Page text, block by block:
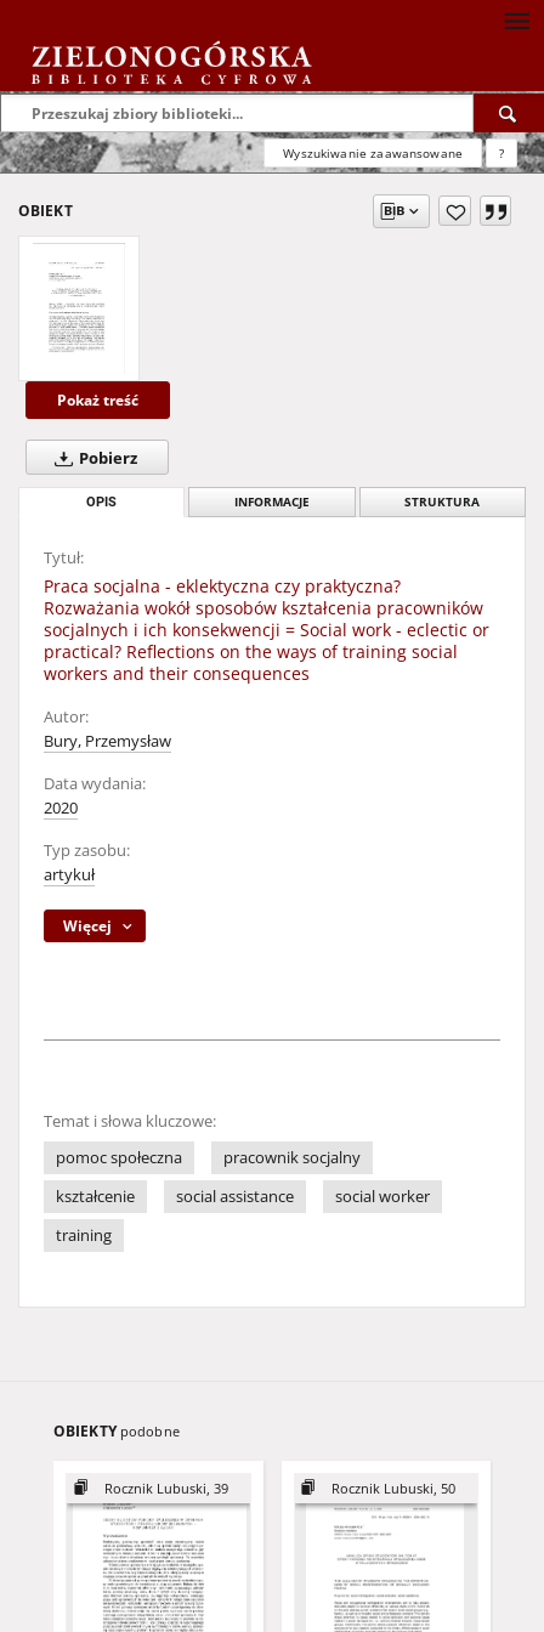
Wyszukiwanie zaawansowane ?
OBIEKT
Pokaż treść
Pobierz
OPIS INFORMACJE STRUKTURA
Tytuł:
Praca socjalna - eklektyczna czy praktyczna?
Rozważania wokół sposobów kształcenia pracowników
socjalnych i ich konsekwencji = Social work - eclectic or
practical? Reflections on the ways of training social
workers and their consequences
Autor:
Bury, Przemysław
Data wydania:
2020
Typ zasobu:
artykuł
Więcej
Temat i słowa kluczowe:
pomoc społeczna
pracownik socjalny
kształcenie
social assistance
social worker
training
OBIEKTY podobne
Rocznik Lubuski, 39 Rocznik Lubuski, 50